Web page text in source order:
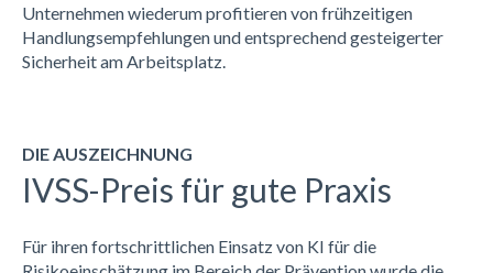
Unternehmenwiederumprofitieren von frühzeitigen
Handlungsempfehlungen und entsprechend gesteigerter
Sicherheit am Arbeitsplatz.
DIE AUSZEICHNUNG
IVSS-Preis für gute Praxis
Für ihren fortschrittlichen Einsatz von KI für die